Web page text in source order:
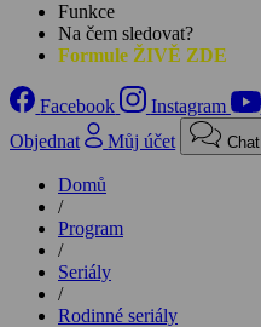
Funkce
Na čem sledovat?
Formule ŽIVĚ ZDE
Facebook Instagram
Objednat
Můj účet Chat
Domů
/
Program
/
Seriály
/
Rodinné seriály